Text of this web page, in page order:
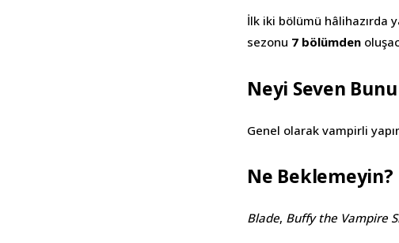
İlk iki bölümü hâlihazırda
sezonu 7 bölümden
Neyi Seven
Genel olarak vampirli
Ne Beklemeyin?
Blade, Buffy the Vampire